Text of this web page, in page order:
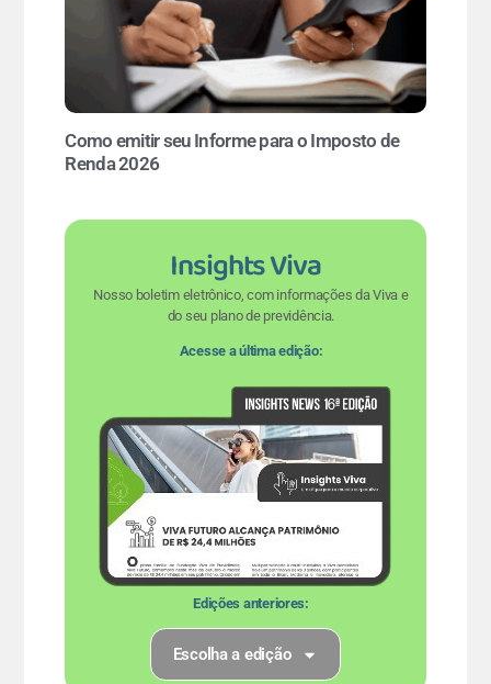
Como emitir seu Informe para o Imposto de
Renda 2026
Insights Viva
Nosso boletim eletrônico, com informações da Viva e
do seu plano de previdência.
Acesse a última edição:
Edições anteriores:
Escolha a edição